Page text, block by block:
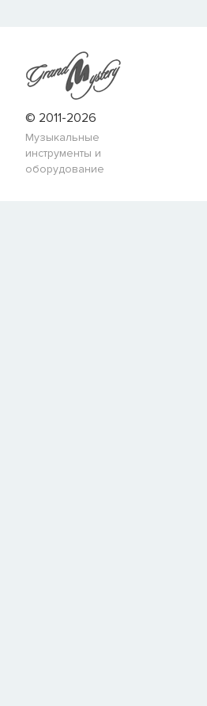
наличии, но вы можете
когда товар можно будет купить.
Имя
E-mail
© 2011-2026
Музыкальные
инструменты и
оборудование